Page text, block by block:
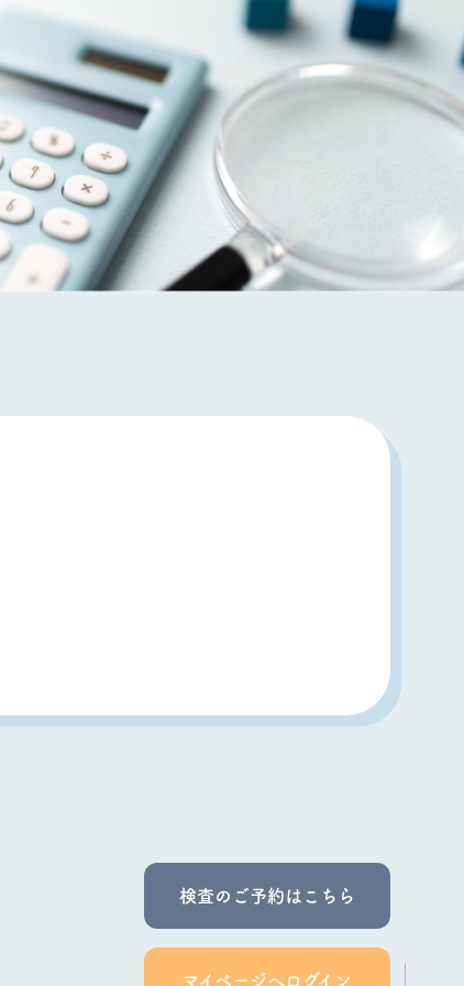
検査のご予約はこちら
マイページへログイン